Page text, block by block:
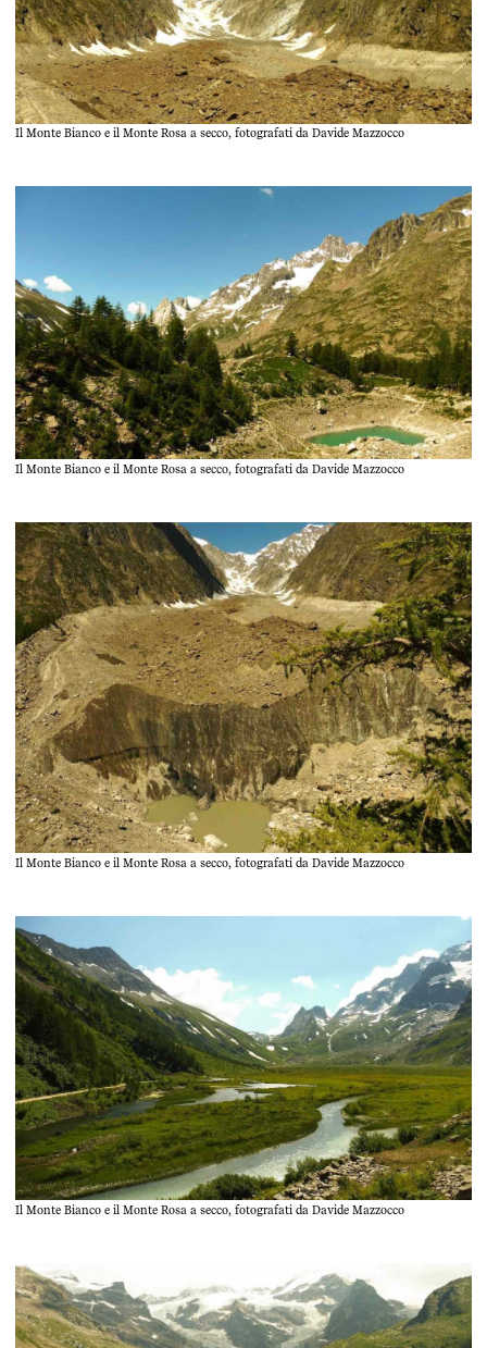
Il Monte Bianco e il Monte Rosa a secco, fotografati da Davide Mazzocco
Il Monte Bianco e il Monte Rosa a secco, fotografati da Davide Mazzocco
Il Monte Bianco e il Monte Rosa a secco, fotografati da Davide Mazzocco
Il Monte Bianco e il Monte Rosa a secco, fotografati da Davide Mazzocco